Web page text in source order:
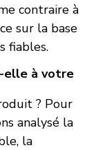
contraire à
sur la base
fiables.
elle à votre
? Pour
analysé la
la